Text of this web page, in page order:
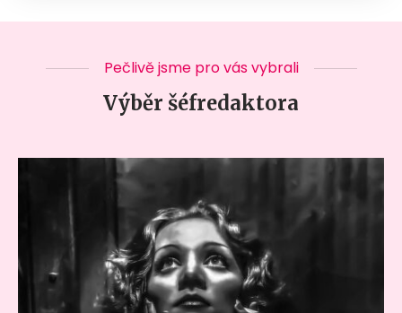
Pečlivě jsme pro vás vybrali
Výběr šéfredaktora